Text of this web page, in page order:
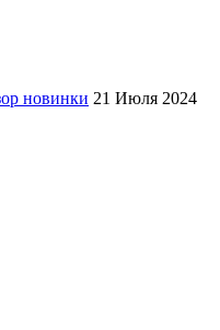
новинки 21 Июля 2024